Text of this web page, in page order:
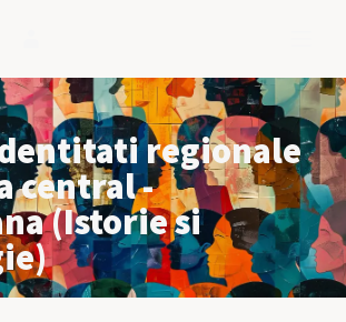
regionale
central -
(Istorie si